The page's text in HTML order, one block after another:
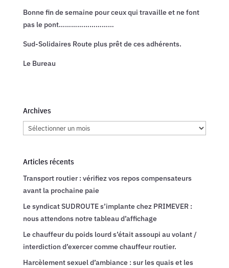
Bonne fin de semaine pour ceux qui travaille et ne font
pas le pont………………………
Sud-Solidaires Route plus prêt de ces adhérents.
Le Bureau
Archives
Archives
Articles récents
Transport routier : vérifiez vos repos compensateurs
avant la prochaine paie
Le syndicat SUDROUTE s’implante chez PRIMEVER :
nous attendons notre tableau d’affichage
Le chauffeur du poids lourd s’était assoupi au volant /
interdiction d’exercer comme chauffeur routier.
Harcèlement sexuel d’ambiance : sur les quais et les